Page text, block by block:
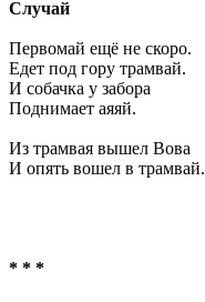
Случай
Первомай ещё не скоро.
Едет под гору трамвай.
И собачка у забора
Поднимает аяяй.
Из трамвая вышел Вова
И опять вошел в трамвай.
* * *